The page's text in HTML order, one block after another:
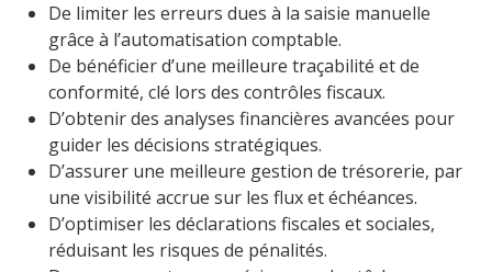
De limiter les erreurs dues à la saisie manuelle
grâce à l’automatisation comptable.
De bénéficier d’une meilleure traçabilité et de
conformité, clé lors des contrôles fiscaux.
D’obtenir des analyses financières avancées pour
guider les décisions stratégiques.
D’assurer une meilleure gestion de trésorerie, par
une visibilité accrue sur les flux et échéances.
D’optimiser les déclarations fiscales et sociales,
réduisant les risques de pénalités.